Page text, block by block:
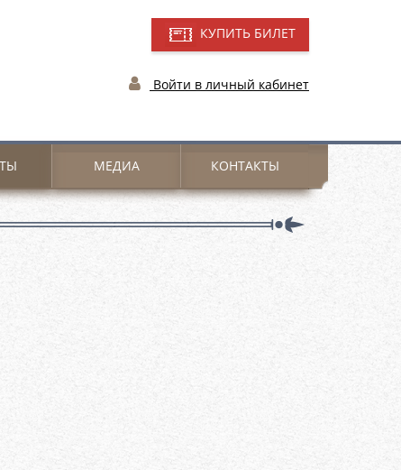
КУПИТЬ БИЛЕТ
Войти в личный кабинет
МЕДИА КОНТАКТЫ